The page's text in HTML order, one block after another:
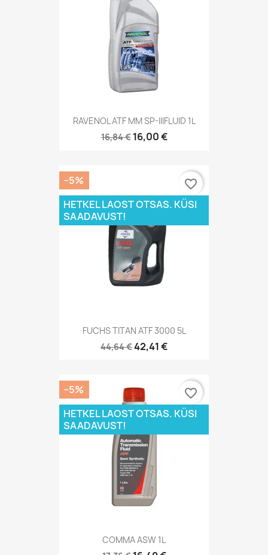
RAVENOL ATF MM SP-IIIFLUID 1L
16,84 € 16,00 €
FUCHS TITAN ATF 3000 5L
44,64 €42,41 €
−5%
HETKEL LAOST OTSAS. KÜSI
SAADAVUST!
favorite_border
COMMA ASW 1L
−5%
HETKEL LAOST OTSAS. KÜSI
SAADAVUST!
favorite_border